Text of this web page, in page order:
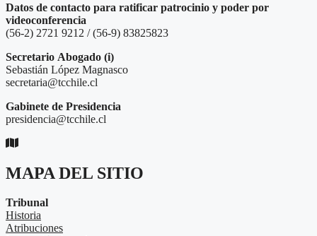
Datos de contacto para ratificar patrocinio y poder por
videoconferencia
(56-2) 2721 9212 / (56-9) 83825823
Secretario Abogado (i)
Sebastián López Magnasco
secretaria@tcchile.cl
Gabinete de Presidencia
presidencia@tcchile.cl
MAPA DEL SITIO
Tribunal
Historia
Atribuciones